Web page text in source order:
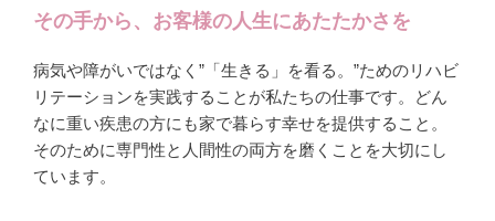
その手から、お客様の人生にあたたかさを
病気や障がいではなく”「生きる」を看る。”ためのリハビ
リテーションを実践することが私たちの仕事です。どん
なに重い疾患の方にも家で暮らす幸せを提供すること。
そのために専門性と人間性の両方を磨くことを大切にし
ています。